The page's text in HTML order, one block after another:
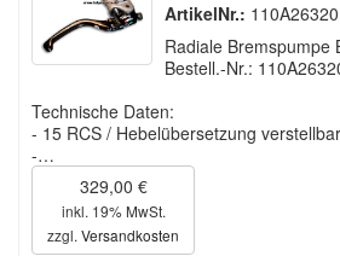
ArtikelNr.: 110A26320
Radiale Bremspumpe
Bestell.-Nr.:
Technische Daten:
- 15 RCS / Hebelübersetzung
-…
329,00 €
inkl. 19% MwSt.
zzgl. Versandkosten